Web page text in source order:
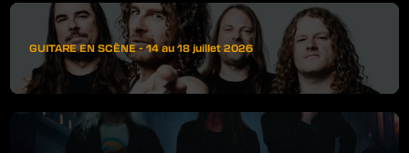
GUITARE EN SCÈNE - 14 au 18 juillet 2026